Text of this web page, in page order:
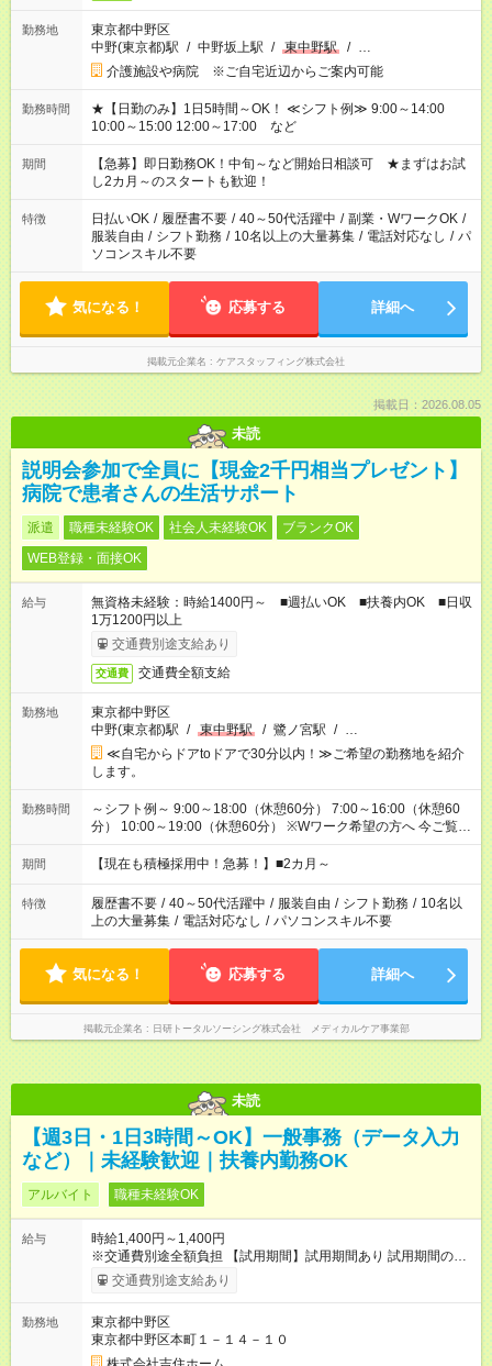
勤務地
東京都中野区
中野(東京都)駅 / 中野坂上駅 / 東中野駅 / …
介護施設や病院 ※ご自宅近辺からご案内可能
勤務時間
★【日勤のみ】1日5時間～OK！ ≪シフト例≫ 9:00～14:00
10:00～15:00 12:00～17:00 など
期間
【急募】即日勤務OK！中旬～など開始日相談可 ★まずはお試
し2カ月～のスタートも歓迎！
特徴 日払いOK / 履歴書不要 / 40～50代活躍中 / 副業・WワークOK /
服装自由 / シフト勤務 / 10名以上の大量募集 / 電話対応なし / パ
ソコンスキル不要
気になる！ 応募する 詳細へ
掲載元企業名 ケアスタッフィング株式会社
掲載日：2026.08.05
未読
説明会参加で全員に【現金2千円相当プレゼント】
病院で患者さんの生活サポート
派遣 職種未経験OK 社会人未経験OK
ブランクOK
WEB登録・面接OK
給与
無資格未経験：時給1400円～ ■週払いOK ■扶養内OK ■日収
1万1200円以上
交通費別途支給あり
交通費 交通費全額支給
勤務地
東京都中野区
中野(東京都)駅 / 東中野駅 / 鷺ノ宮駅 / …
≪自宅からドアtoドアで30分以内！≫ご希望の勤務地を紹介
します。
勤務時間
～シフト例～ 9:00～18:00（休憩60分） 7:00～16:00（休憩60
分） 10:00～19:00（休憩60分） ※Wワーク希望の方へ 今ご覧の
お仕事で希望する勤務時間と、もう1つのお仕事の勤務時間の合
計が 週40時間を超えなければOKです。
期間 【現在も積極採用中！急募！】■2カ月～
特徴 履歴書不要 / 40～50代活躍中 / 服装自由 / シフト勤務 / 10名以
上の大量募集 / 電話対応なし / パソコンスキル不要
気になる！ 応募する 詳細へ
掲載元企業名 日研トータルソーシング株式会社 メディカルケア事業部
未読
【週3日・1日3時間～OK】一般事務（データ入力
など）｜未経験歓迎｜扶養内勤務OK
アルバイト 職種未経験OK
給与
時給1,400円～1,400円
※交通費別途全額負担 【試用期間】試用期間あり 試用期間の長
さ：3ヶ月 雇用形態、給与は本採用時と同じです。
交通費別途支給あり
勤務地
東京都中野区
東京都中野区本町１－１４－１０